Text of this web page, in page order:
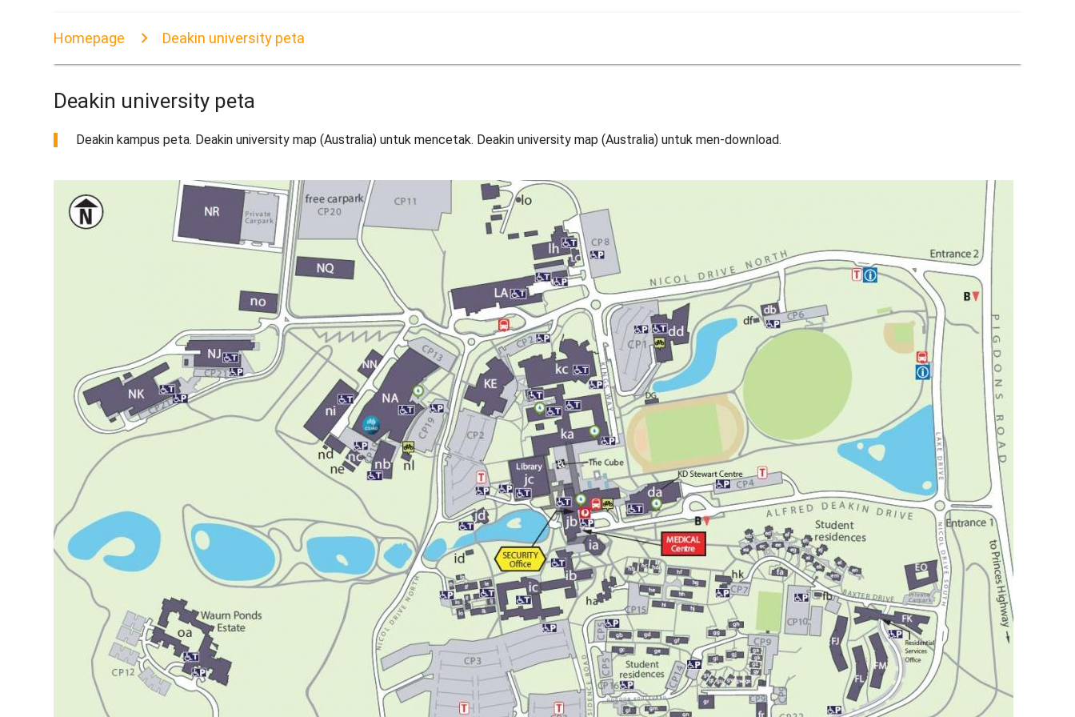
Homepage Deakin university peta
Deakin university peta
Deakin kampus peta. Deakin university map (Australia) untuk mencetak. Deakin university map (Australia) untuk men-download.